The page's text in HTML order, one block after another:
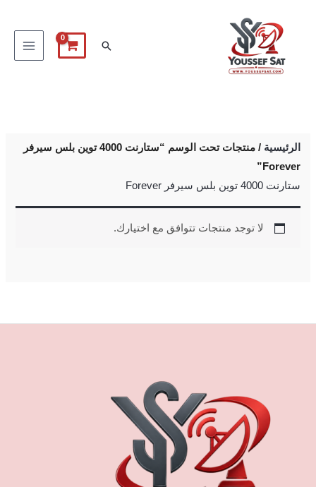
البحث
الرئيسية
/ منتجات تحت الوسم “ستارنت 4000 توين بلس سيرفر
Forever”
ستارنت 4000 توين بلس سيرفر Forever
لا توجد منتجات تتوافق مع اختيارك.